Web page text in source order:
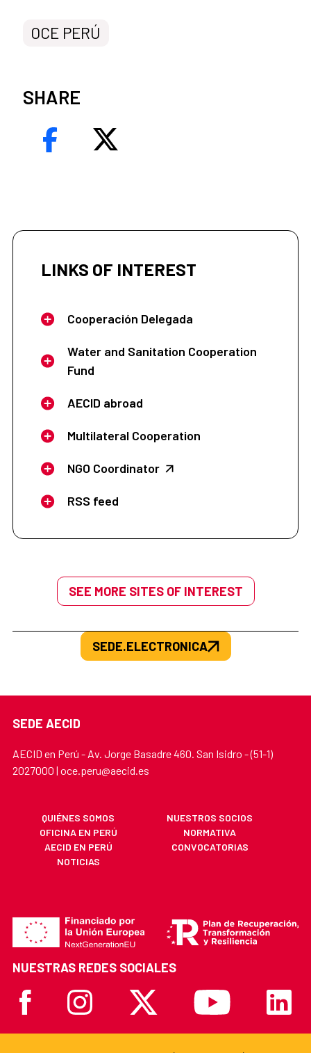
OCE PERÚ
SHARE
LINKS OF INTEREST
Cooperación Delegada
Water and Sanitation Cooperation
Fund
AECID abroad
Multilateral Cooperation
NGO Coordinator
RSS feed
SEE MORE SITES OF INTEREST
SEDE.ELECTRONICA
SEDE AECID
AECID en Perú - Av. Jorge Basadre 460. San Isidro - (51-1)
2027000 | oce.peru@aecid.es
QUIÉNES SOMOS
NUESTROS SOCIOS
OFICINA EN PERÚ
NORMATIVA
AECID EN PERÚ
CONVOCATORIAS
NOTICIAS
NUESTRAS REDES SOCIALES
FacebookInstagram X Youtube Linkedin